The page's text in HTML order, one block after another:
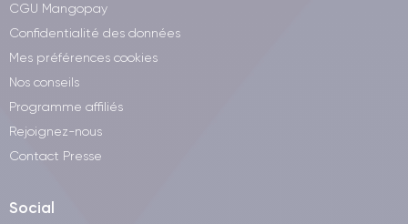
CGU Mangopay
Confidentialité des données
Mes préférences cookies
Nos conseils
Programme affiliés
Rejoignez-nous
Contact Presse
Social